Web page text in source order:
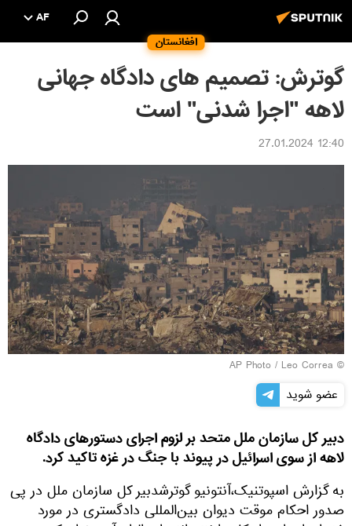
افغانستان
AF
گوترش: تصمیم های دادگاه جهانی
لاهه "اجرا شدنی" است
12:40 27.01.2024
© AP Photo / Leo Correa
عضو شوید
دبیر کل سازمان ملل متحد بر لزوم اجرای دستورهای دادگاه
لاهه از سوی اسرائیل در پیوند با جنگ در غزه تاکید کرد.
به گزارش اسپوتنیک،آنتونیو گوترشدبیر کل سازمان ملل در پی
صدور احکام موقت دیوان بین‌المللی دادگستری در مورد